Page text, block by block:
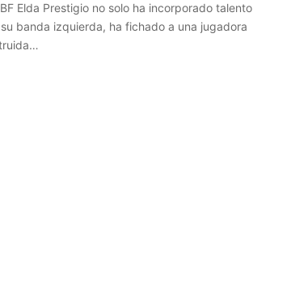
Elda Prestigio no solo ha incorporado talento
banda izquierda, ha fichado a una jugadora